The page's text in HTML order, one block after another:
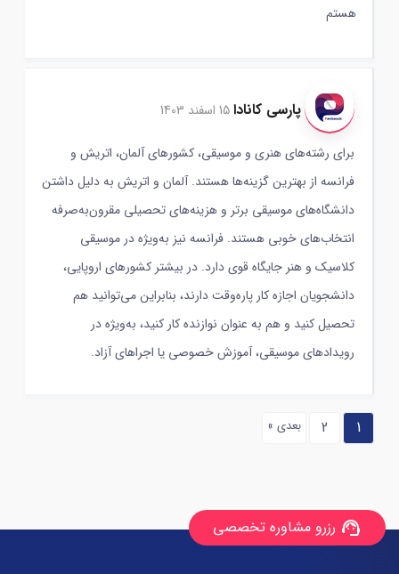
هستم
پارسی کانادا 15 اسفند 1403
برای رشته‌های هنری و موسیقی، کشورهای آلمان، اتریش و
فرانسه از بهترین گزینه‌ها هستند. آلمان و اتریش به دلیل داشتن
دانشگاه‌های موسیقی برتر و هزینه‌های تحصیلی مقرون‌به‌صرفه
انتخاب‌های خوبی هستند. فرانسه نیز به‌ویژه در موسیقی
کلاسیک و هنر جایگاه قوی دارد. در بیشتر کشورهای اروپایی،
دانشجویان اجازه کار پاره‌وقت دارند، بنابراین می‌توانید هم
تحصیل کنید و هم به عنوان نوازنده کار کنید، به‌ویژه در
رویدادهای موسیقی، آموزش خصوصی یا اجراهای آزاد.
1
2 بعدی »
support_agent رزرو مشاوره تخصصی